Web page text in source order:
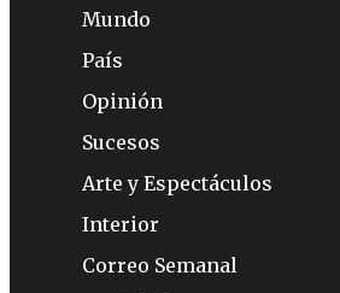
Mundo
País
Opinión
Sucesos
Arte y Espectáculos
Interior
Correo Semanal